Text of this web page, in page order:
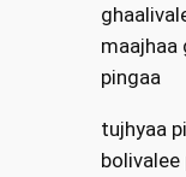
maajhaa
pingaa
tujhyaa
bolivalee